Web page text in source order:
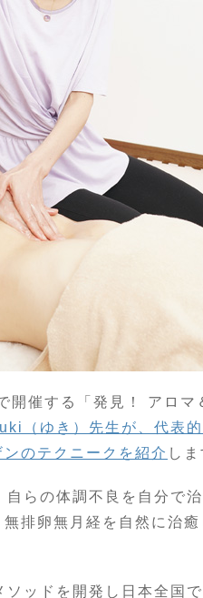
開催する「発見！ アロ
（ゆき）先生が、代表
のテクニークを紹介 しま
らの体調不良を自分で
排卵無月経を自然に治
ッドを開発し日本全国